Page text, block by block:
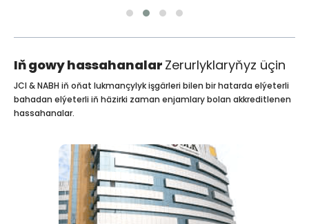
Iň gowy hassahanalar Zerurlyklaryňyz üçin
JCI & NABH iň oňat lukmançylyk işgärleri bilen bir hatarda elýeterli
bahadan elýeterli iň häzirki zaman enjamlary bolan akkreditlenen
hassahanalar.